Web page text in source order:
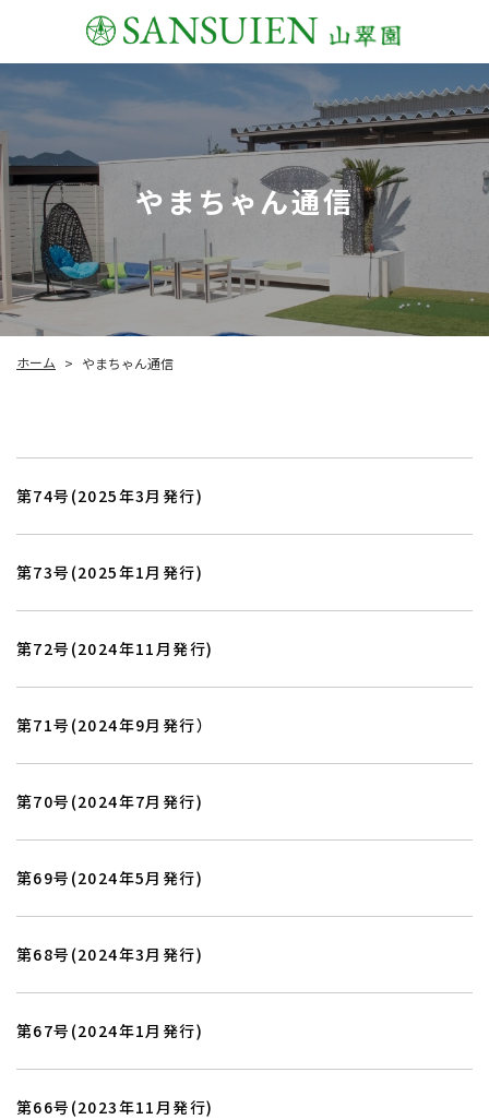
やまちゃん通信
ホーム > やまちゃん通信
第74号(2025年3月発行)
第73号(2025年1月発行)
第72号(2024年11月発行)
第71号(2024年9月発行）
第70号(2024年7月発行)
第69号(2024年5月発行)
第68号(2024年3月発行)
第67号(2024年1月発行)
第66号(2023年11月発行)